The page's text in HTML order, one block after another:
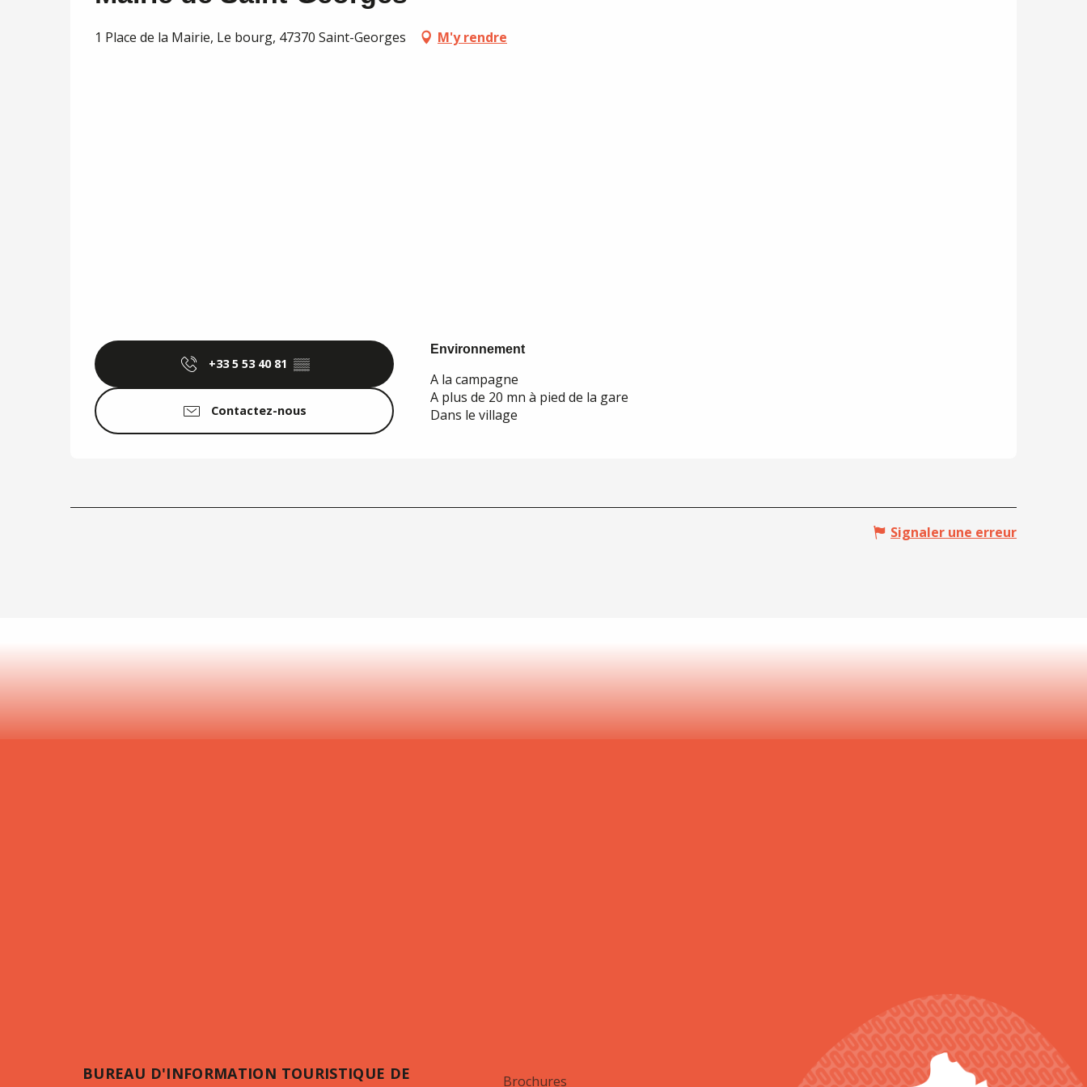
1 Place de la Mairie, Le bourg, 47370 Saint-Georges M'y rendre
+33 5 53 40 81 ▒▒
Contactez-nous
Environnement
Environnement
A la campagne
A plus de 20 mn à pied de la gare
Dans le village
Signaler une erreur
BUREAU D'INFORMATION TOURISTIQUE DE
Brochures